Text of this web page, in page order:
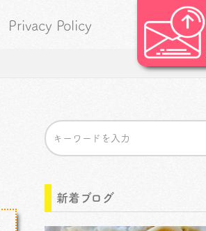
Privacy Policy
新着ブログ